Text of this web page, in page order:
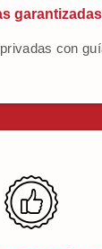
garantizadas
con